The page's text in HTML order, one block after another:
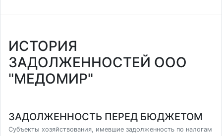
ИСТОРИЯ
ЗАДОЛЖЕННОСТЕЙ ООО
"МЕДОМИР"
ЗАДОЛЖЕННОСТЬ ПЕРЕД БЮДЖЕТОМ
Субъекты хозяйствования, имевшие задолженность по налогам